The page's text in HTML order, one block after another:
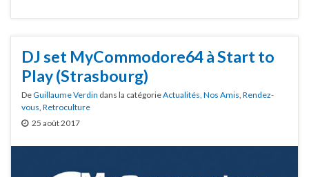
DJ set MyCommodore64 à Start to
Play (Strasbourg)
DeGuillaume Verdin dans la catégorieActualités, Nos Amis, Rendez-
vous, Retroculture
25 août 2017